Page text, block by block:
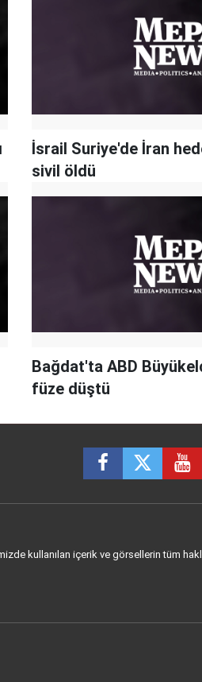
İsrail Suriye'de İran
sivil öldü
Bağdat'ta ABD
füze düştü
kullanılan içerik ve görsellerin tüm